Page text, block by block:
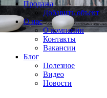
Продажа
Добавить объект
О нас
О компании
Контакты
Вакансии
Блог
Полезное
Видео
Новости